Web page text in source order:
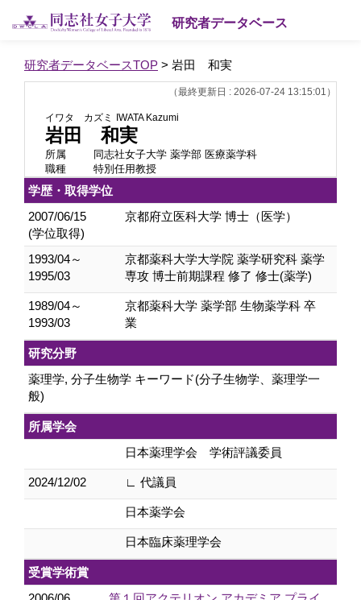
研究者データベース
研究者データベースTOP > 岩田 和実
（最終更新日 : 2026-07-24 13:15:01）
イワタ カズミ IWATA Kazumi
岩田 和実
所属
同志社女子大学 薬学部 医療薬学科
職種
特別任用教授
学歴・取得学位
2007/06/15
(学位取得)
京都府立医科大学 博士（医学）
1993/04～
1995/03
京都薬科大学大学院 薬学研究科 薬学
専攻 博士前期課程 修了 修士(薬学)
1989/04～
1993/03
京都薬科大学 薬学部 生物薬学科 卒
業
研究分野
薬理学, 分子生物学 キーワード(分子生物学、薬理学一
般)
所属学会
日本薬理学会 学術評議委員
2024/12/02 ∟ 代議員
日本薬学会
日本臨床薬理学会
受賞学術賞